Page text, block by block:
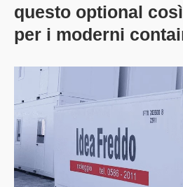
questo optional
per i moderni